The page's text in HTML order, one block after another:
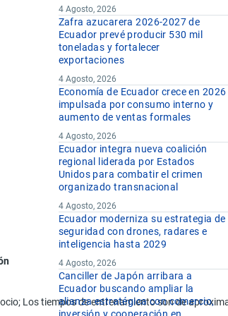
Los tiempos de entrenamiento son de
4 Agosto, 2026
Zafra azucarera 2026-2027 de
Ecuador prevé producir 530 mil
toneladas y fortalecer
exportaciones
4 Agosto, 2026
Economía de Ecuador crece en 2026
impulsada por consumo interno y
aumento de ventas formales
4 Agosto, 2026
Ecuador integra nueva coalición
regional liderada por Estados
Unidos para combatir el crimen
organizado transnacional
4 Agosto, 2026
Ecuador moderniza su estrategia de
seguridad con drones, radares e
inteligencia hasta 2029
4 Agosto, 2026
Canciller de Japón arribara a
Ecuador buscando ampliar la
alianza estratégica con comercio,